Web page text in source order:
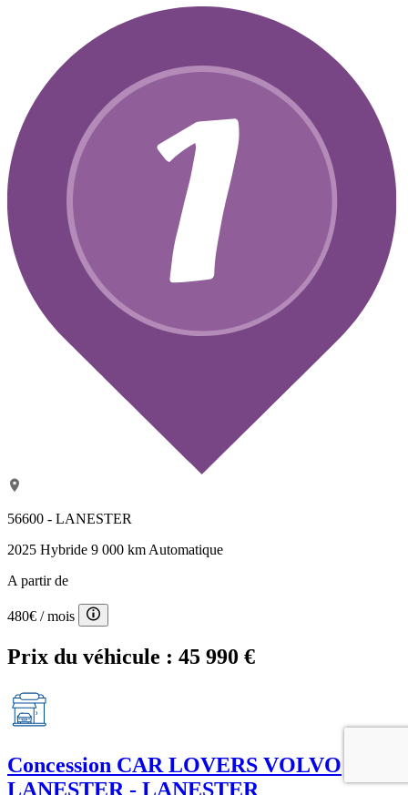
56600 - LANESTER
2025 Hybride 9 000 km Automatique
A partir de
480€ / mois
Prix du véhicule : 45 990 €
Concession CAR LOVERS VOLVO
LANESTER - LANESTER